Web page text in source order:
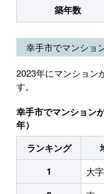
築年数
幸手市でマンショ
2023年にマンション
す。
幸手市でマンション
年）
ランキング
1
大